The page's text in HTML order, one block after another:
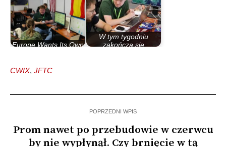
Europe Wants Its Own
W tym tygodniu
zakończą się
CWIX, JFTC
POPRZEDNI WPIS
Prom nawet po przebudowie w czerwcu
by nie wypłynął. Czy brnięcie w tą